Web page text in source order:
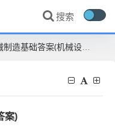
造基础答案(机械设计基础答案)
案)